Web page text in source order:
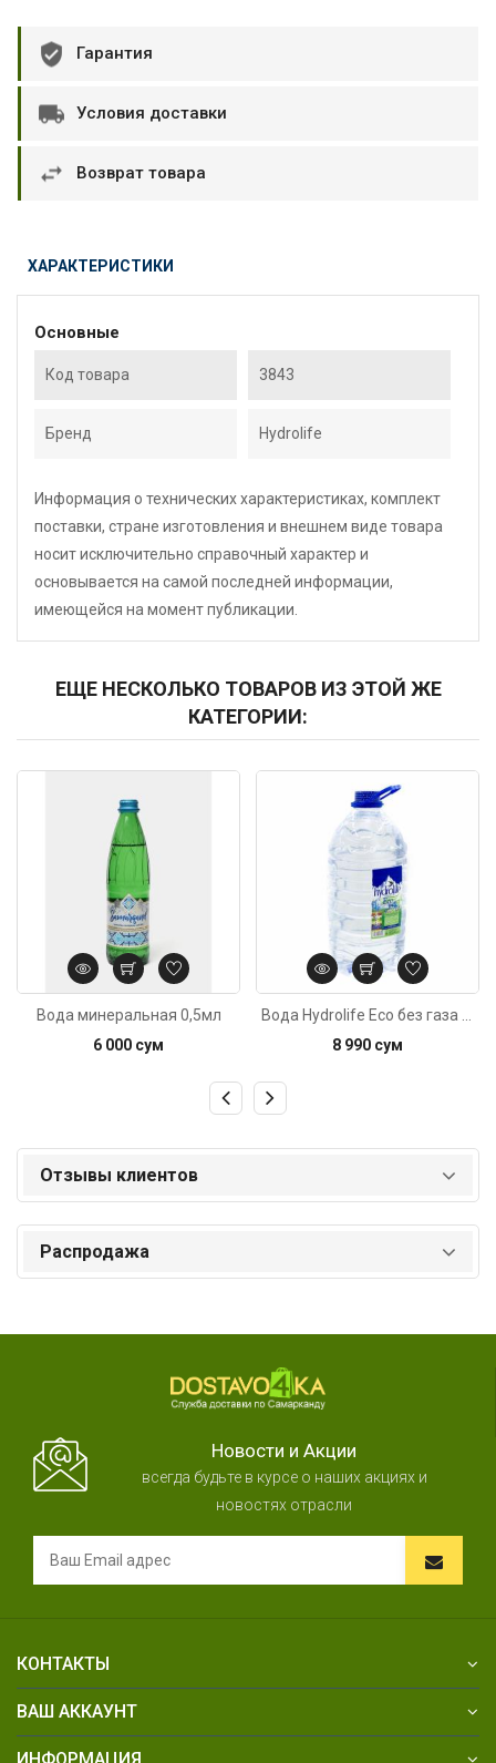
Гарантия
Условия доставки
Возврат товара
ХАРАКТЕРИСТИКИ
Основные
Код товара 3843
Бренд Hydrolife
Информация о технических характеристиках, комплект
поставки, стране изготовления и внешнем виде товара
носит исключительно справочный характер и
основывается на самой последней информации,
имеющейся на момент публикации.
ЕЩЕ НЕСКОЛЬКО ТОВАРОВ ИЗ ЭТОЙ ЖЕ
КАТЕГОРИИ:
Вода минеральная 0,5мл
6 000 сум
8 990 сум
Отзывы клиентов
Распродажа
Новости и Акции
всегда будьте в курсе о наших акциях и
новостях отрасли
КОНТАКТЫ
ВАШ АККАУНТ
ИНФОРМАЦИЯ